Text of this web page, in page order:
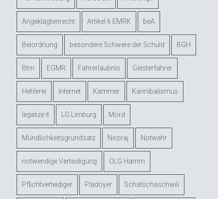
Angeklagtenrecht Artikel 6 EMRK beA
Beiordnung besondere Schwere der Schuld BGH
Btm EGMR Fahrerlaubnis Geisterfahrer
Hehlerei Internet Kammer Kannibalismus
legalize it LG Limburg Mord
Mündlichkeitsgrundsatz Neziraj Notwehr
notwendige Verteidigung OLG Hamm
Pflichtverteidiger Plädoyer Schatschaschwili